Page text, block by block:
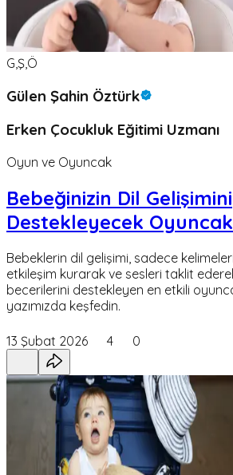
G,Ş,Ö
Gülen Şahin Öztürk
Erken Çocukluk Eğitimi Uzmanı
Oyun ve Oyuncak
Bebeğinizin Dil Gelişimini
Destekleyecek
Bebeklerin dil gelişimi, sadece
etkileşim kurarak ve sesleri taklit
becerilerini destekleyen en etkili
yazımızda keşfedin.
13 Şubat 2026 4 0